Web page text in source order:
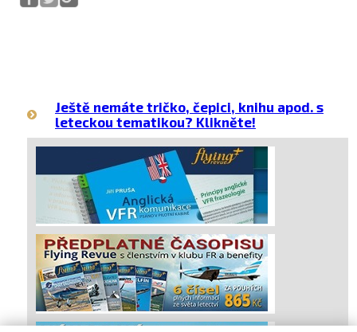
Ještě nemáte tričko, čepici, knihu apod. s
leteckou tematikou? Klikněte!